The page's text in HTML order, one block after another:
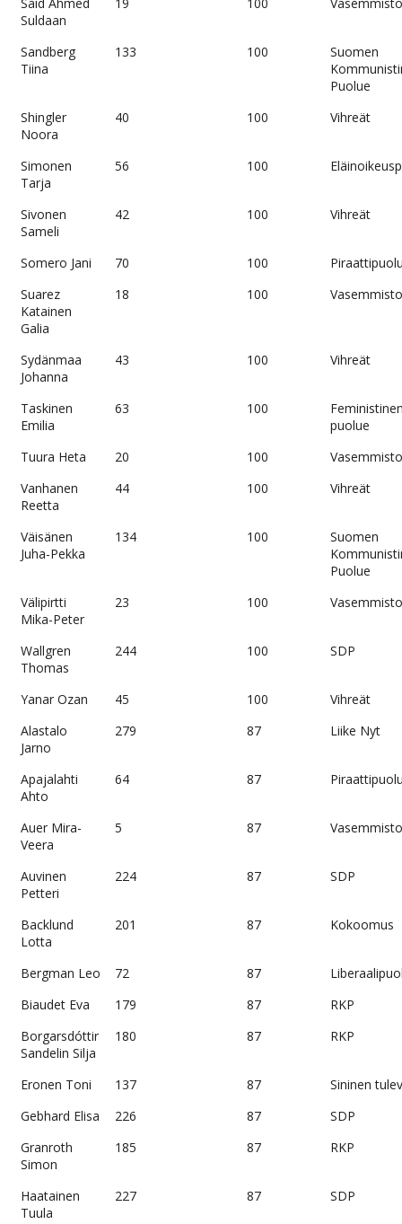
Said Ahmed
Suldaan
19 100
Sandberg
Tiina
133 100
Suomen
Puolue
Shingler
Noora
40 100 Vihreät
Simonen
Tarja
56 100
Sivonen
Sameli
42 100 Vihreät
Somero Jani 70 100
Suarez
Katainen
Galia
18 100
Sydänmaa
Johanna
43 100 Vihreät
Taskinen
Emilia
63 100
puolue
Tuura Heta
20 100
Vanhanen
Reetta
44 100 Vihreät
Väisänen
Juha-Pekka
134 100
Suomen
Puolue
Välipirtti
Mika-Peter
23 100
Wallgren
Thomas
244 100 SDP
Yanar Ozan 45 100
Vihreät
Alastalo
Jarno
279 87 Liike Nyt
Apajalahti
Ahto
64 87
Auer Mira-
Veera
5 87
Auvinen
Petteri
224 87 SDP
Backlund
Lotta
201 87 Kokoomus
Bergman Leo 72 87
Biaudet Eva
179 87
RKP
Borgarsdóttir
Sandelin Silja
180 87 RKP
Eronen Toni 137 87
Sininen
Gebhard Elisa
226 87
SDP
Granroth
Simon
185 87 RKP
Haatainen
Tuula
227 87 SDP